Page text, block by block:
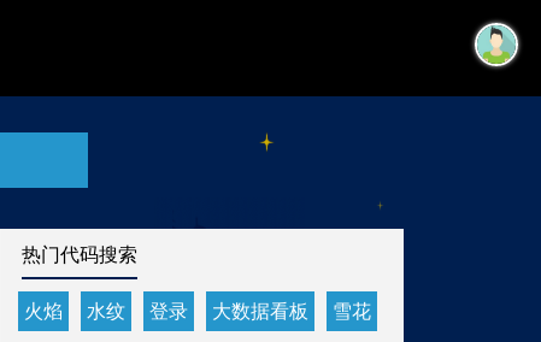
热门代码搜索
火焰 水纹 登录 大数据看板
雪花